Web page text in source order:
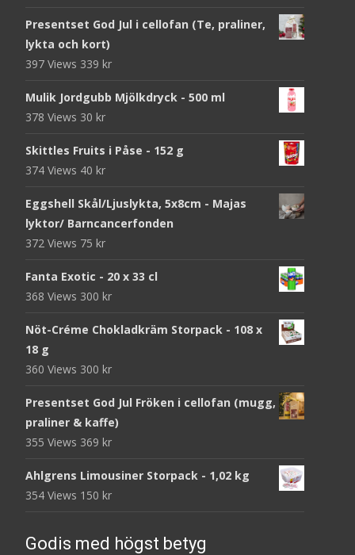
Presentset God Jul i cellofan (Te, praliner,
lykta och kort)
397 Views 339 kr
Mulik Jordgubb Mjölkdryck - 500 ml
378 Views 30 kr
Skittles Fruits i Påse - 152 g
374 Views 40 kr
Eggshell Skål/Ljuslykta, 5x8cm - Majas
lyktor/ Barncancerfonden
372 Views 75 kr
Fanta Exotic - 20 x 33 cl
368 Views 300 kr
Nöt-Créme Chokladkräm Storpack - 108 x
18 g
360 Views 300 kr
Presentset God Jul Fröken i cellofan (mugg,
praliner & kaffe)
355 Views 369 kr
Ahlgrens Limousiner Storpack - 1,02 kg
354 Views 150 kr
Godis med högst betyg